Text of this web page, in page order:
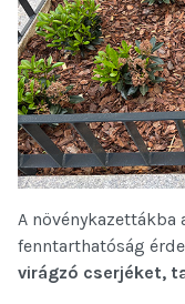
A
fenntarthatóság
virágzó cserjéket,